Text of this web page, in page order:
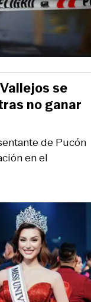
de Pucón
en el
se
no ganar